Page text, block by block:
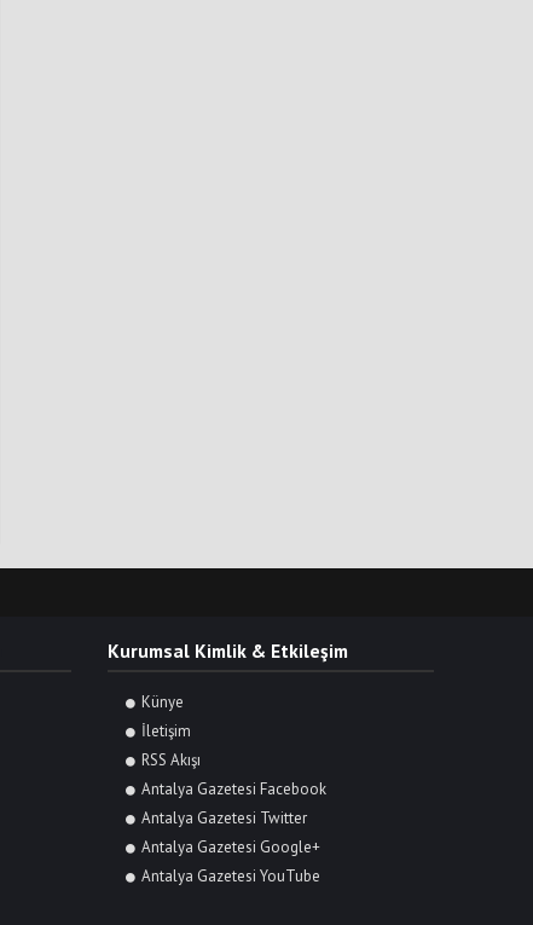
Kurumsal Kimlik & Etkileşim
Künye
İletişim
RSS Akışı
Antalya Gazetesi Facebook
Antalya Gazetesi Twitter
Antalya Gazetesi Google+
Antalya Gazetesi YouTube